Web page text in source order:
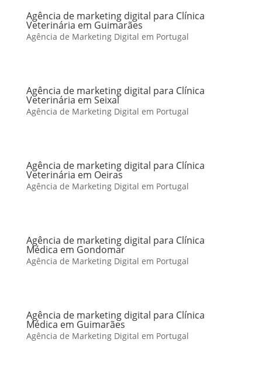
Agência de marketing digital para Clínica
Veterinária em Guimarães
Agência de Marketing Digital em Portugal
Agência de marketing digital para Clínica
Veterinária em Seixal
Agência de Marketing Digital em Portugal
Agência de marketing digital para Clínica
Veterinária em Oeiras
Agência de Marketing Digital em Portugal
Agência de marketing digital para Clínica
Médica em Gondomar
Agência de Marketing Digital em Portugal
Agência de marketing digital para Clínica
Médica em Guimarães
Agência de Marketing Digital em Portugal